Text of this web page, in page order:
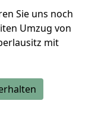
Sie uns noch
Umzug von
mit